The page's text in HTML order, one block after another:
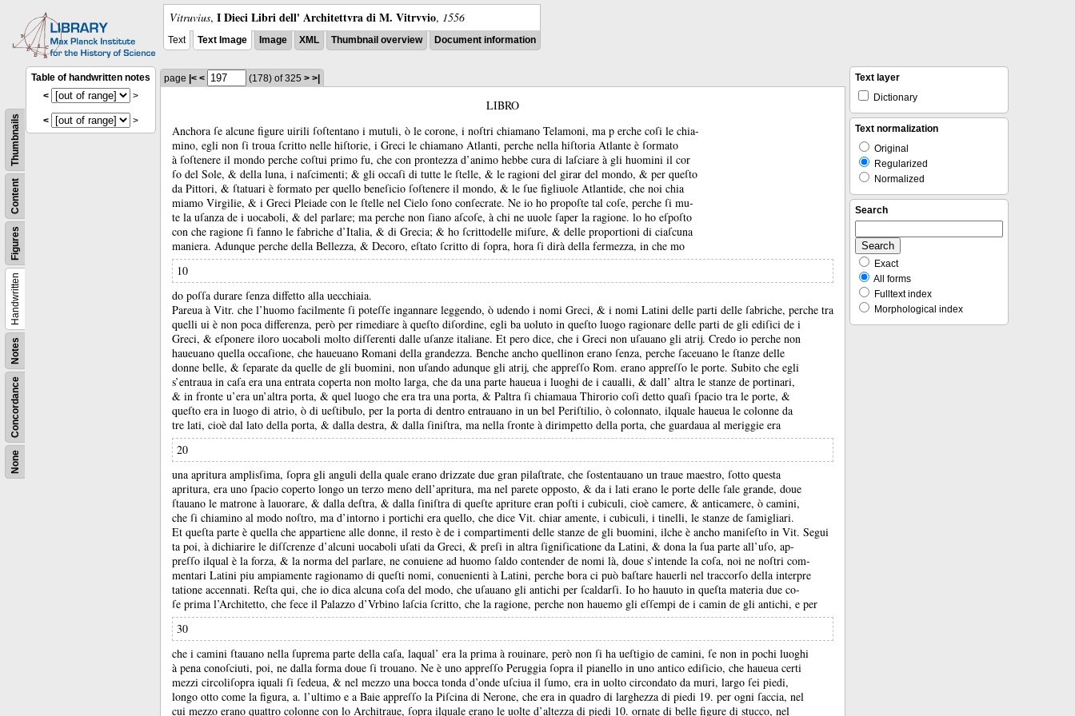
Vitruvius, I Dieci Libri dell' Architettvra di M. Vitrvvio, 1556
Text Text Image Image XML Thumbnail overview Document information
None
Concordance
Notes
Handwritten
Figures
Content
Thumbnails
Table of handwritten notes
<
>
< >
page |< < (178) of 325 > >|
LIBRO
Anchora ſe alcune figure uirili ſoſtentano i mutuli, ò le corone, i noſtri chiamano Telamoni, ma p erche coſi le chia-
mino, egli non ſi troua ſcritto nelle hiſtorie, i Greci le chiamano Atlanti, perche nella hiſtoria Atlante è ſormato
à ſoſtenere il mondo perche coſtui primo fu, che con prontezza d’animo hebbe cura di laſciare à gli huomini il cor
ſo del Sole, & della luna, i naſcimenti; & gli occaſi di tutte le ſtelle, & le ragioni del girar del mondo, & per queſto
da Pittori, & ſtatuari è formato per quello beneſicio ſoſtenere il mondo, & le ſue figliuole Atlantide, che noi chia
miamo Virgilie, & i Greci Pleiade con le ſtelle nel Cielo ſono conſecrate. Ne io ho propoſte tal coſe, perche ſi mu-
te la uſanza de i uocaboli, & del parlare; ma perche non ſiano aſcoſe, à chi ne uuole ſaper la ragione. lo ho eſpoſto
con che ragione ſi fanno le fabriche d’Italia, & di Grecia; & ho ſcrittodelle miſure, & delle proportioni di ciaſcuna
maniera. Adunque perche della Bellezza, & Decoro, eſtato ſcritto di ſopra, hora ſi dirà della fermezza, in che mo
10
do poſſa durare ſenza diffetto alla uecchiaia.
Pareua à Vitr. che l’huomo facilmente ſi poteſſe ingannare leggendo, ò udendo i nomi Greci, & i nomi Latini delle parti delle ſabriche, perche tra
quelli ui è non poca differenza, però per rimediare à queſto diſordine, egli ba uoluto in queſto luogo ragionare delle parti de gli ediſici de i
Greci, & eſponere iloro uocaboli molto diſſerenti dalle uſanze italiane. Et pero dice, che i Greci non uſauano gli atrĳ. Credo io perche non
haueuano quella occaſione, che haueuano Romani della grandezza. Benche ancho quellinon erano ſenza, perche ſaceuano le ſtanze delle
donne belle, & ſeparate da quelle de gli buomini, non uſando adunque gli atrĳ, che appreſſo Rom. erano appreſſo le porte. Subito che egli
s’entraua in caſa era una entrata coperta non molto larga, che da una parte haueua i luoghi de i caualli, & dall’ altra le stanze de portinari,
& in fronte u’era un’altra porta, & quel luogo che era tra una porta, & Paltra ſi chiamaua Thirorio coſi detto quaſi ſpacio tra le porte, &
queſto era in luogo di atrio, ò di ueſtibulo, per la porta di dentro entrauano in un bel Periſtilio, ò colonnato, ilquale haueua le colonne da
tre lati, cioè dal lato della porta, & dalla destra, & dalla ſiniſtra, ma nella ſronte à dirimpetto della porta, che guardaua al meriggie era
20
una apritura amplisſima, ſopra gli anguli della quale erano drizzate due gran pilaſtrate, che ſostentauano un traue maestro, ſotto questa
apritura, era uno ſpacio coperto longo un terzo meno dell’apritura, ma nel parete opposto, & da i lati erano le porte delle ſale grande, doue
ſtauano le matrone à lauorare, & dalla deſtra, & dalla ſiniſtra di queſte apriture eran poſti i cubiculi, cioè camere, & anticamere, ò camini,
che ſi chiamino al modo noſtro, ma d’intorno i portichi era quello, che dice Vit. chiar amente, i cubiculi, i tinelli, le stanze de ſamigliari.
Et queſta parte è quella che appartiene alle donne, il resto è de i compartimenti delle stanze de gli buomini, ilche è ancho maniſeſto in Vit. Segui
ta poi, à dichiarire le diſſcrenze d’alcuni uocaboli uſati da Greci, & preſi in altra ſigniſicatione da Latini, & dona la ſua parte all’uſo, ap-
preſſo ilqual è la forza, & la norma del parlare, ne conuiene ad huomo ſaldo contender de nomi là, doue s’intende la coſa, noi ne noſtri com-
mentari Latini piu ampiamente ragionamo di queſti nomi, conuenienti à Latini, perche bora ci può baſtare hauerli nel traccorſo della interpre
tatione accennati. Reſta qui, che io dica alcuna coſa del modo, che uſauano gli antichi per ſcaldarſi. Io ho hauuto in queſta materia due co-
ſe prima l’Architetto, che fece il Palazzo d’Vrbino laſcia ſcritto, che la ragione, perche non hauemo gli eſſempi de i camin de gli antichi, e per
30
che i camini ſtauano nella ſuprema parte della caſa, laqual’ era la prima à rouinare, però non ſi ha ueſtigio de camini, ſe non in pochi luoghi
à pena conoſciuti, poi, ne dalla forma doue ſi trouano. Ne è uno appreſſo Peruggia ſopra il pianello in uno antico ediſicio, che haueua certi
mezzi circoliſopra iquali ſi ſedeua, & nel mezzo una bocca tonda d’onde uſciua il ſumo, era in uolto circondato da muri, largo ſei piedi,
longo otto come la figura, a. l’ultimo e a Baie appreſſo la Piſcina di Nerone, che era in quadro di larghezza di piedi 19. per ogni ſaccia, nel
cui mezzo erano quattro colonne con lo Architraue, ſopra ilquale erano le uolte d’altezza di piedi 10. ornate di belle figure di stucco, nel
Text layer
Dictionary
Text normalization
Original
Regularized
Normalized
Search
Exact
All forms
Fulltext index
Morphological index